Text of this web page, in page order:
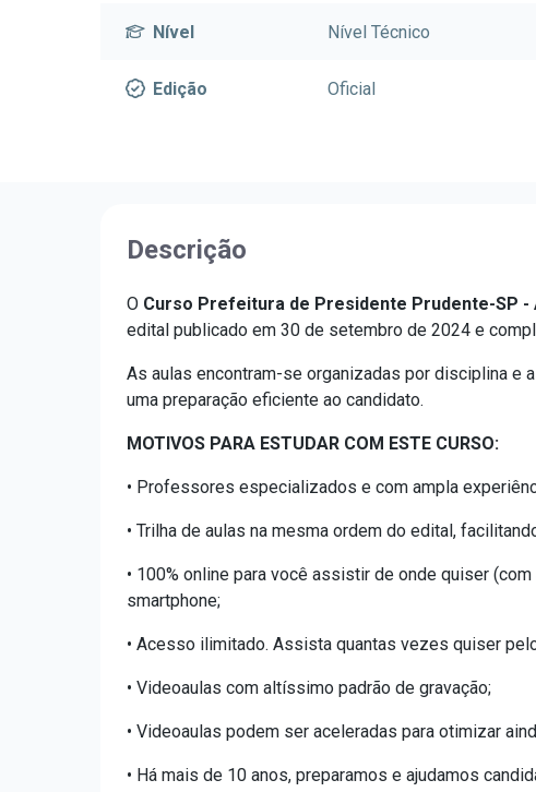
Nível Nível Técnico
Edição Oficial
Descrição
O Curso Prefeitura de Presidente Prudente-SP -
edital publicado em 30 de setembro de 2024 e
As aulas encontram-se organizadas por disciplina e
uma preparação eficiente ao candidato.
MOTIVOS PARA ESTUDAR COM ESTE CURSO:
• Professores especializados e com ampla
• Trilha de aulas na mesma ordem do edital,
• 100% online para você assistir de onde quiser
smartphone;
• Acesso ilimitado. Assista quantas vezes quiser
• Videoaulas com altíssimo padrão de gravação;
• Videoaulas podem ser aceleradas para otimizar
• Há mais de 10 anos, preparamos e ajudamos